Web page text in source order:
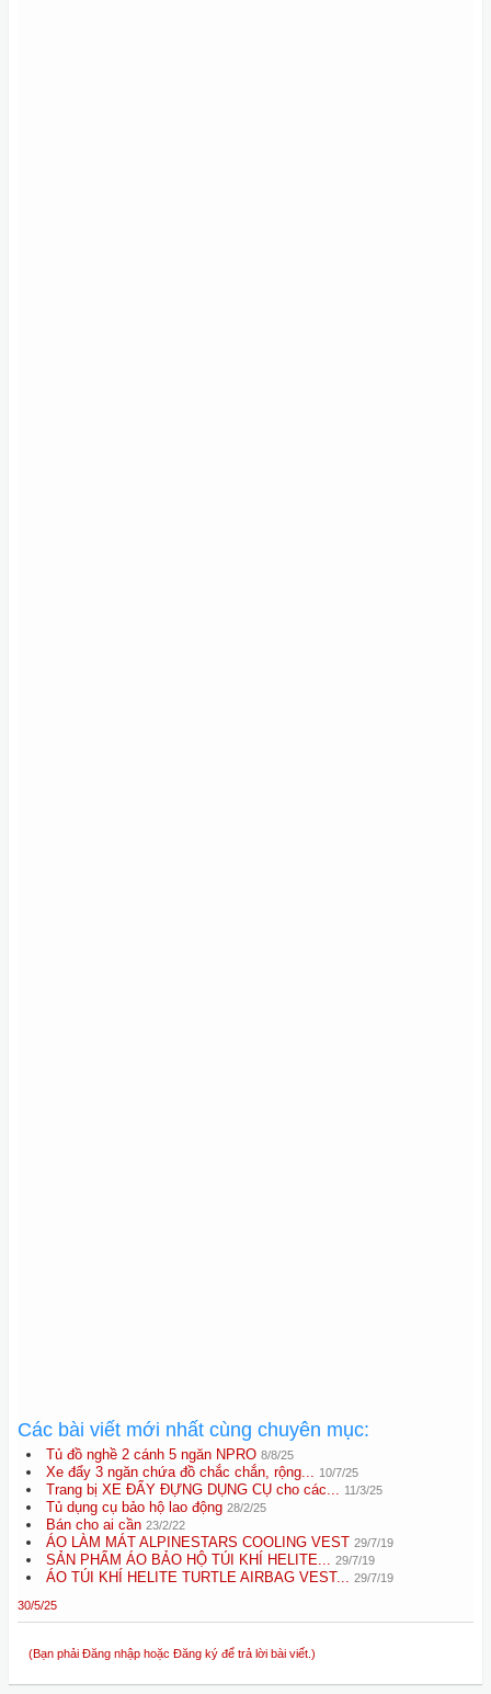
Các bài viết mới nhất cùng chuyên mục:
Tủ đồ nghề 2 cánh 5 ngăn NPRO 8/8/25
Xe đẩy 3 ngăn chứa đồ chắc chắn, rộng... 10/7/25
Trang bị XE ĐẨY ĐỰNG DỤNG CỤ cho các... 11/3/25
Tủ dụng cụ bảo hộ lao động 28/2/25
Bán cho ai cần 23/2/22
ÁO LÀM MÁT ALPINESTARS COOLING VEST 29/7/19
SẢN PHẨM ÁO BẢO HỘ TÚI KHÍ HELITE... 29/7/19
ÁO TÚI KHÍ HELITE TURTLE AIRBAG VEST... 29/7/19
30/5/25
(Bạn phải Đăng nhập hoặc Đăng ký để trả lời bài viết.)